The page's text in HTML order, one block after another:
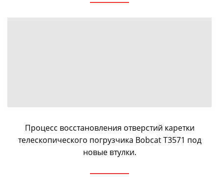
Процесс восстановления отверстий каретки
телескопического погрузчика Bobcat T3571 под
новые втулки.